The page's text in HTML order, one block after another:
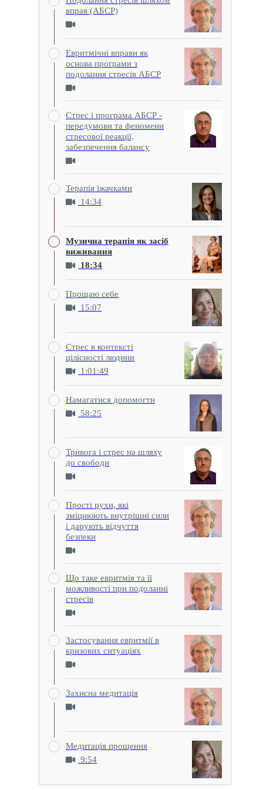
вправ (АБСР)
Евритмічні вправи як
основа програми з
подолання стресів АБСР
Стрес і програма АБСР -
передумови та феномени
стресової реакції,
забезпечення балансу
Терапія їжачками
14:34
Музична терапія як засіб
виживання
18:34
Прощаю себе
15:07
Стрес в контексті
цілісності людини
1:01:49
Намагатися допомогти
58:25
Тривога і стрес на шляху
до свободи
Прості рухи, які
зміцнюють внутрішні сили
і дарують відчуття
безпеки
Що таке евритмія та її
можливості при подоланні
стресів
Застосування евритмії в
кризових ситуаціях
Захисна медитація
Медитація прощення
9:54